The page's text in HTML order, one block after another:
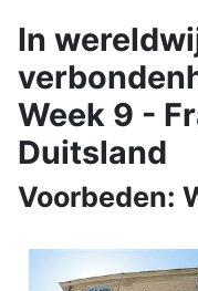
In
Week 9 -
Duitsland
Voorbeden: